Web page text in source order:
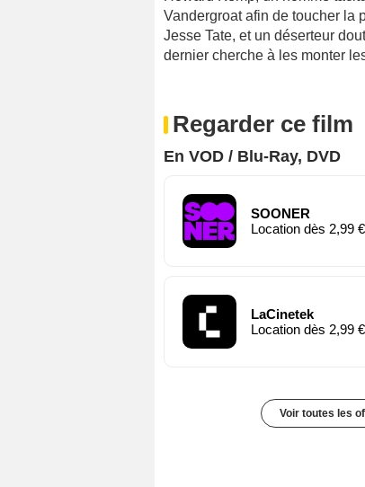
Vandergroat afin de toucher la
Jesse Tate, et un déserteur
dernier cherche à les monter
Regarder ce film
En VOD / Blu-Ray, DVD
SOONER
Location dès 2,99 €
LaCinetek
Location dès 2,99 €
Voir toutes les